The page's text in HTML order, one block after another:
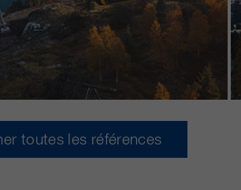
toutes les références